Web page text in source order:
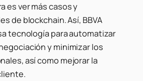
es ver más casos y
de blockchain. Así, BBVA
tecnología para automatizar
y minimizar los
así como mejorar la